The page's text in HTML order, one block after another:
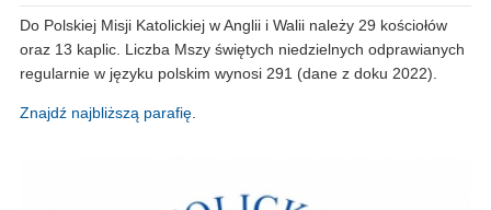
Do Polskiej Misji Katolickiej w Anglii i Walii należy 29 kościołów
oraz 13 kaplic. Liczba Mszy świętych niedzielnych odprawianych
regularnie w języku polskim wynosi 291 (dane z doku 2022).
Znajdź najbliższą parafię